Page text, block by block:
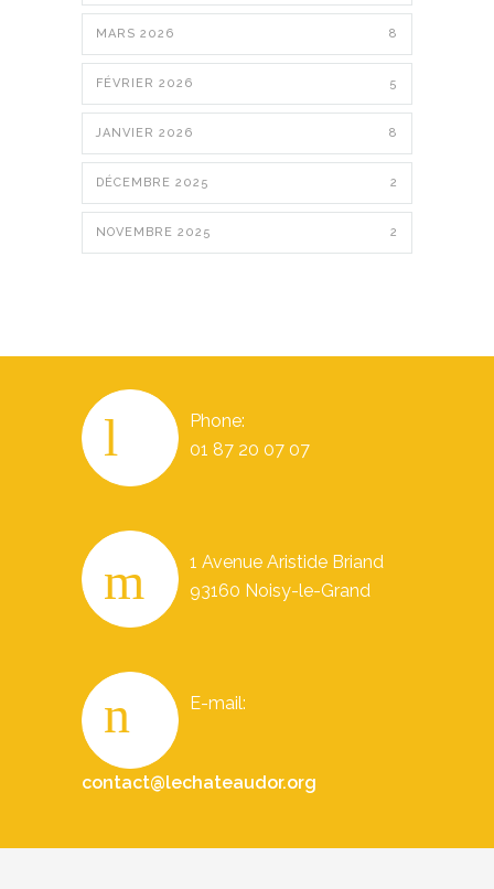
MARS 2026 8
FÉVRIER 2026 5
JANVIER 2026 8
DÉCEMBRE 2025 2
NOVEMBRE 2025 2
Phone:
01 87 20 07 07
1 Avenue Aristide Briand
93160 Noisy-le-Grand
E-mail:
contact@lechateaudor.org